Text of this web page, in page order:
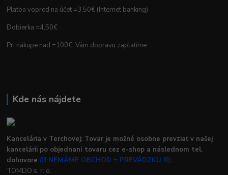
Platba vopred na účet =3,50€ (Internet banking)
Dobierka =4,50€
Pri nákupe nad =100€ Vám dopravu zaplatíme
Kde nás nájdete
Kancelária v Terchovej: Tovar je možné osobne prevziať v našej
kancelárii po objednaní tovaru cez e-shop a následnom tel.
dohovore (!!! NEMÁME OBCHOD = PREVÁDZKU !!!).
TOMDO s. r. o.